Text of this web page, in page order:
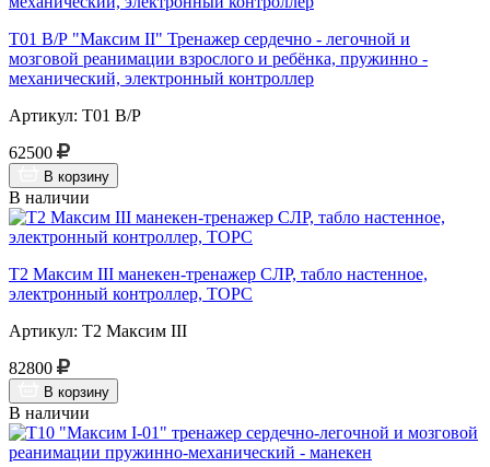
Т01 В/Р "Максим II" Тренажер сердечно - легочной и
мозговой реанимации взрослого и ребёнка, пружинно -
механический, электронный контроллер
Артикул: Т01 В/Р
62500
В корзину
В наличии
Т2 Максим III манекен-тренажер СЛР, табло настенное,
электронный контроллер, ТОРС
Артикул: Т2 Максим III
82800
В корзину
В наличии